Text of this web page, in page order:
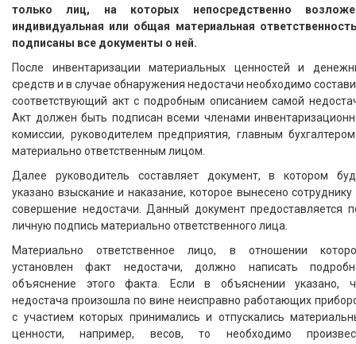
только лиц, на которых непосредственно
индивидуальная или общая материальная
подписаны все документы о ней.
После инвентаризации материальных ценностей и
средств и в случае обнаружения недостачи необходимо
соответствующий акт с подробным описанием самой
Акт должен быть подписан всеми членами
комиссии, руководителем предприятия, главным
материально ответственным лицом.
Далее руководитель составляет документ, в котором
указано взыскание и наказание, которое вынесено сотруднику
совершение недостачи. Данный документ предоставляется
личную подпись материально ответственного лица.
Материально ответственное лицо, в отношении
установлен факт недостачи, должно написать
объяснение этого факта. Если в объяснении указано,
недостача произошла по вине неисправно работающих
с участием которых принимались и отпускались
ценности, например, весов, то необходимо